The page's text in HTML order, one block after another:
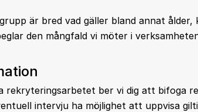
är bred vad gäller bland annat
den mångfald vi möter i
rekryteringsarbetet ber vi dig att bifoga
intervju ha möjlighet att uppvisa